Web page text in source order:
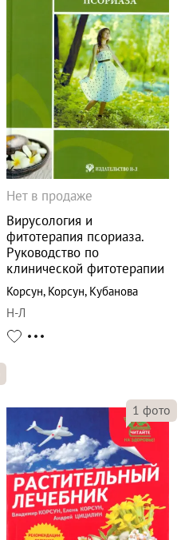
Нет в продаже
Вирусология и
фитотерапия псориаза.
Руководство по
клинической фитотерапии
Корсун, Корсун, Кубанова
Н-Л
1 фото